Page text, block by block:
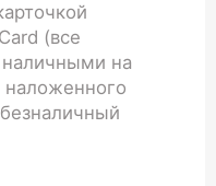
(все
на
наложенного